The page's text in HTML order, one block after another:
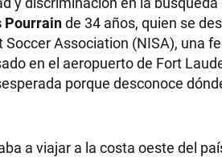
Pourrainde 34 años, quien se
Association (NISA), una
en el aeropuerto de Fort
porque desconoce
a viajar a la costa oeste del